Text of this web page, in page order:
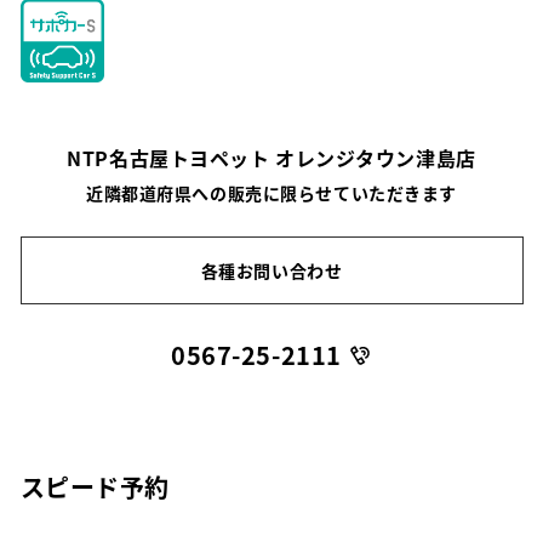
NTP名古屋トヨペット オレンジタウン津島店
近隣都道府県への販売に限らせていただきます
各種お問い合わせ
0567-25-2111
スピード予約